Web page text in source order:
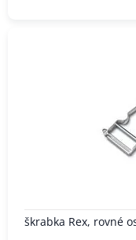
škrabka Rex, rovné